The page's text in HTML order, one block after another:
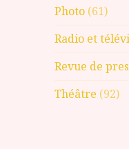
Photo (61)
Radio et
Revue de
Théâtre (92)